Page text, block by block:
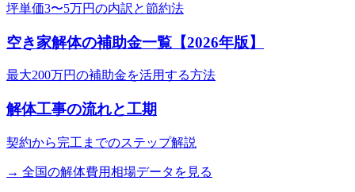
坪単価3〜5万円の内訳と節約法
空き家解体の補助金一覧【2026年版】
最大200万円の補助金を活用する方法
解体工事の流れと工期
契約から完工までのステップ解説
→ 全国の解体費用相場データを見る